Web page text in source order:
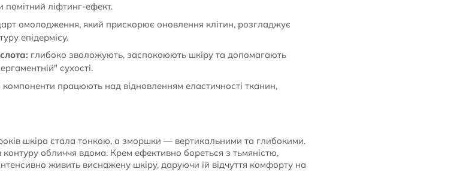
ліфтинг-ефект.
омолодження, який прискорює оновлення клітин, розгладжує
епідермісу.
глибоко зволожують, заспокоюють шкіру та допомагають
сухості.
компоненти працюють над відновленням еластичності тканин,
шкіра стала тонкою, а зморшки — вертикальними та глибокими.
обличчя вдома. Крем ефективно бореться з тьмяністю,
живить виснажену шкіру, даруючи їй відчуття комфорту на